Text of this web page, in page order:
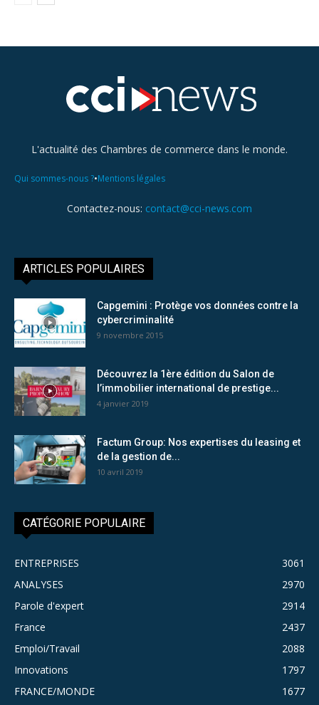
L'actualité des Chambres de commerce dans le monde.
Qui sommes-nous ?•Mentions légales
Contactez-nous: contact@cci-news.com
ARTICLES POPULAIRES
Capgemini : Protège vos données contre la
cybercriminalité
9 novembre 2015
Découvrez la 1ère édition du Salon de
l’immobilier international de prestige...
4 janvier 2019
Factum Group: Nos expertises du leasing et
de la gestion de...
10 avril 2019
CATÉGORIE POPULAIRE
ENTREPRISES
3061
ANALYSES
2970
Parole d'expert
2914
France
2437
Emploi/Travail
2088
Innovations
1797
FRANCE/MONDE
1677